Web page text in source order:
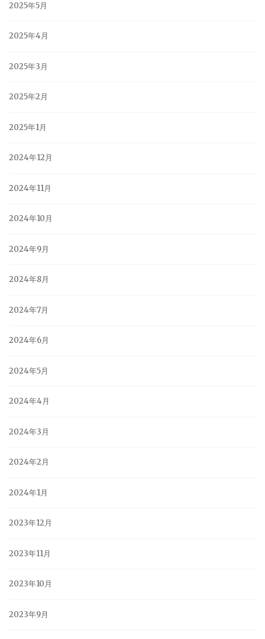
2025年5月
2025年4月
2025年3月
2025年2月
2025年1月
2024年12月
2024年11月
2024年10月
2024年9月
2024年8月
2024年7月
2024年6月
2024年5月
2024年4月
2024年3月
2024年2月
2024年1月
2023年12月
2023年11月
2023年10月
2023年9月